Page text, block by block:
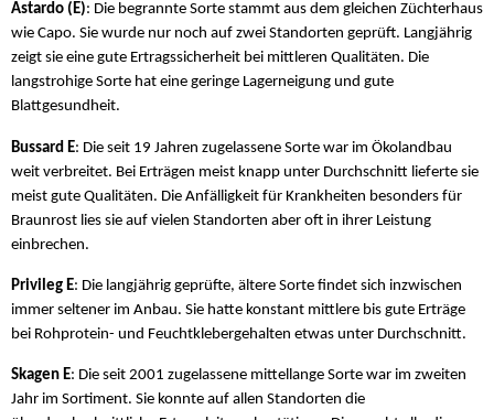
Astardo (E): Die begrannte Sorte stammt aus dem gleichen Züchterhaus
wie Capo. Sie wurde nur noch auf zwei Standorten geprüft. Langjährig
zeigt sie eine gute Ertragssicherheit bei mittleren Qualitäten. Die
langstrohige Sorte hat eine geringe Lagerneigung und gute
Blattgesundheit.
Bussard E: Die seit 19 Jahren zugelassene Sorte war im Ökolandbau
weit verbreitet. Bei Erträgen meist knapp unter Durchschnitt lieferte sie
meist gute Qualitäten. Die Anfälligkeit für Krankheiten besonders für
Braunrost lies sie auf vielen Standorten aber oft in ihrer Leistung
einbrechen.
Privileg E: Die langjährig geprüfte, ältere Sorte findet sich inzwischen
immer seltener im Anbau. Sie hatte konstant mittlere bis gute Erträge
bei Rohprotein- und Feuchtklebergehalten etwas unter Durchschnitt.
Skagen E: Die seit 2001 zugelassene mittellange Sorte war im zweiten
Jahr im Sortiment. Sie konnte auf allen Standorten die